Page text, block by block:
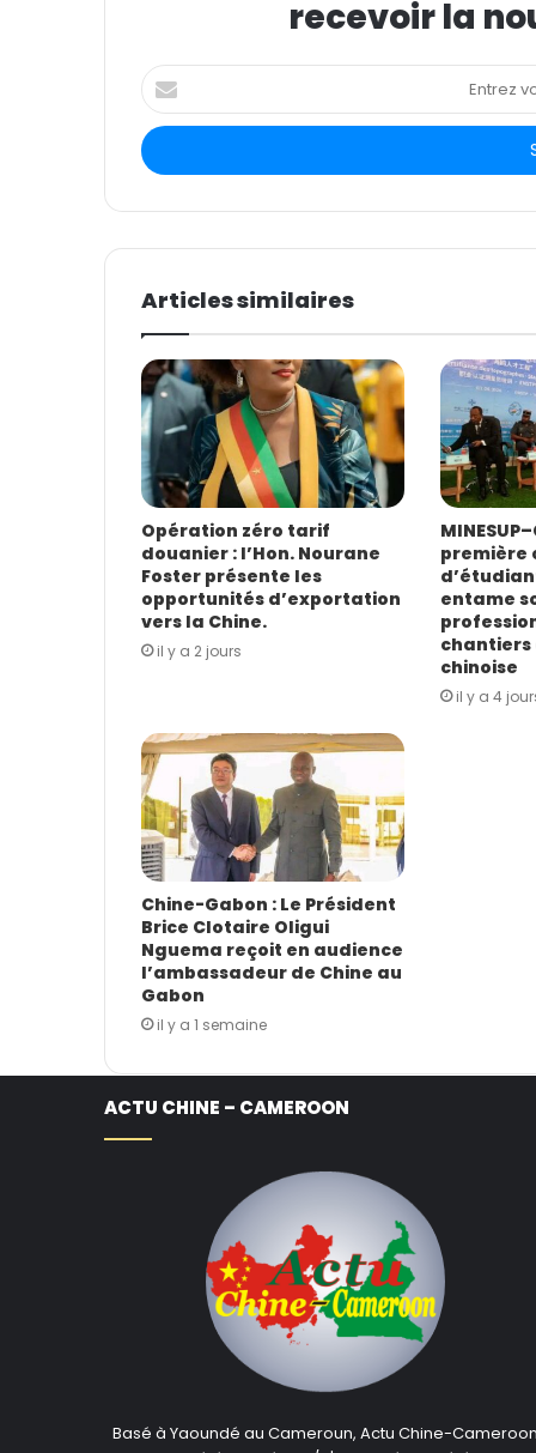
recevoir la
E
n
r
e
o
r
e
d
r
e
s
s
e
E
m
a
i
l
Articles similaires
Opération zéro tarif
douanier : l’Hon. Nourane
Foster présente les
opportunités d’exportation
vers la Chine.
il y a 2 jours
première
entame
chantiers
chinoise
il y a 4
Chine-Gabon : Le Président
Brice Clotaire Oligui
Nguema reçoit en audience
l’ambassadeur de Chine au
Gabon
il y a 1 semaine
ACTU CHINE – CAMEROON
Basé à Yaoundé au Cameroun, Actu Chine-Cameroon